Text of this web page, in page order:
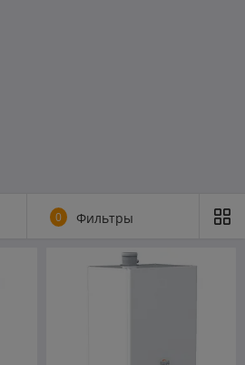
0 Фильтры